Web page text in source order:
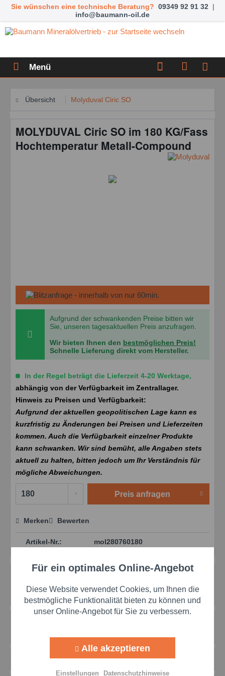
Sie wünschen eine technische Beratung? 09349 92 91 32 |
info@baumann-oil.de
Menü
Übersicht Molyduval Ciric SO
MOLYDUVAL Ciric SO im 180 KG/Fass
Hochtemperatur Metall-Compound
Aufgrund der schwankenden Preise bitten wir
Sie, unseren tagesaktuellen Preis anzufragen.
Wir bieten Ihnen den bestmöglichen Preis!
Schnelle Lieferung direkt vom Hersteller.
In der Regel beträgt die Lieferzeit 4-20 Werktage,
abhängig von der Verfügbarkeit im Zentrallager.
Hinweis zu Preisen und Verfügbarkeit:
Aufgrund der aktuellen geopolitischen Lage kann es
kurzfristig zu Änderungen bei Preisen und Lieferzeiten
kommen. Auch die Verfügbarkeit einzelner Produkte
kann schwanken. Wir sind bemüht, alle Angaben stets
aktuell zu halten, bitten jedoch um Ihr Verständnis für
mögliche Abweichungen.
Preis anfragen
Preis anfragen
Merken Bewerten
Artikel-Nr.: mol280760180
Beschreibung
Hochtemperatur Metall-Compound Eine Spezialpaste
für Schmierung von Gleitflächen und... mehr
1
Funktionale Aktiv
Marketing Aktiv
Personalisierung Aktiv
Für ein optimales Online-Angebot
Diese Website verwendet Cookies, um Ihnen die
bestmögliche Funktionalität bieten zu können und
unser Online-Angebot für Sie zu verbessern.
Alle akzeptieren
Einstellungen Datenschutzhinweise